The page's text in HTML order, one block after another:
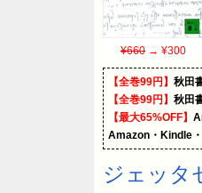
¥660 → ¥300
【全巻99円】 秋田
【全巻99円】 秋田
【最大65%OFF】
Amazon・Kindle
ジェッタ